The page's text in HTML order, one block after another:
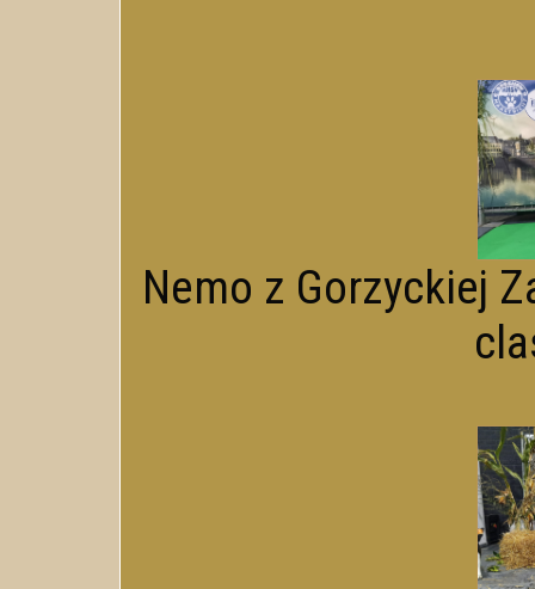
Nemo z Gorzyckiej